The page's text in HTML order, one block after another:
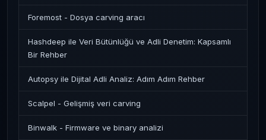
Foremost - Dosya carving aracı
Hashdeep ile Veri Bütünlüğü ve Adli Denetim: Kapsamlı
Bir Rehber
Autopsy ile Dijital Adli Analiz: Adım Adım Rehber
Scalpel - Gelişmiş veri carving
Binwalk - Firmware ve binary analizi